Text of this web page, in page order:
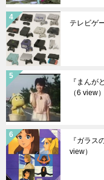
テレビゲ
『まんが
（6 view）
『ガラス
view）